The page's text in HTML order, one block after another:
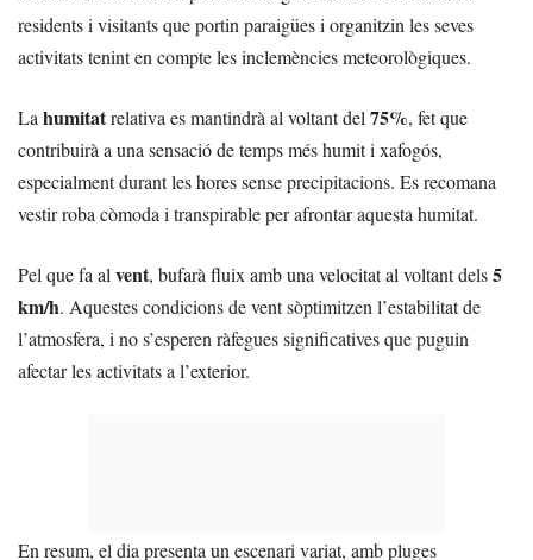
residents i visitants que portin paraigües i organitzin les seves
activitats tenint en compte les inclemències meteorològiques.
Lahumitatrelativa es mantindrà al voltant del75%, fet que
contribuirà a una sensació de temps més humit i xafogós,
especialment durant les hores sense precipitacions. Es recomana
vestir roba còmoda i transpirable per afrontar aquesta humitat.
Pel que fa alvent, bufarà fluix amb una velocitat al voltant dels5
km/h. Aquestes condicions de vent sòptimitzen l’estabilitat de
l’atmosfera, i no s’esperen ràfegues significatives que puguin
afectar les activitats a l’exterior.
En resum, el dia presenta un escenari variat, amb pluges